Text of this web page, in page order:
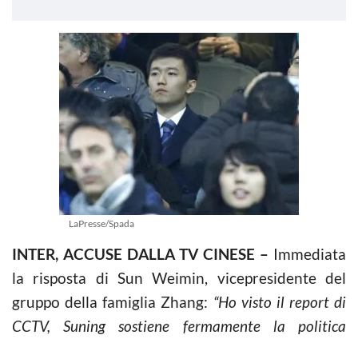
LaPresse/Spada
INTER, ACCUSE DALLA TV CINESE – Immediata
la risposta di Sun Weimin, vicepresidente del
gruppo della famiglia Zhang: “Ho visto il report di
CCTV, Suning sostiene fermamente la politica